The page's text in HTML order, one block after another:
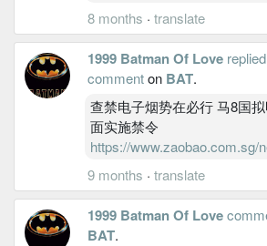
8 months · translate
1999 Batman Of Love
commenton BAT.
查禁电子烟势在必行 马8国拟
面实施禁令
https://www.zaobao.com.sg/
9 months · translate
1999 Batman Of Love
BAT.